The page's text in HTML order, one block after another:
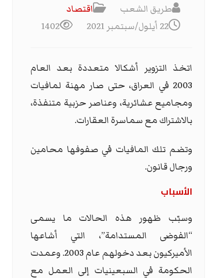
طريق الشعب
اقتصاد
22 أيلول/سبتمبر 2021
1402
اتخذ التزوير أشكالا متعددة بعد العام
2003 في العراق، حتى صار مهنة لمافيات
ومجاميع عشائرية، وعناصر حزبية متنفذة،
بالاشتراك مع سماسرة العقارات.
وتضم تلك المافيات في صفوفها محامين
ورجال قانون.
الأسباب
وسبّب ظهور هذه الحالات ما يسمى
“الفوضى المستدامة”، التي أشاعها
الأميركيون بعد دخولهم عام 2003. وعمدت
الحكومة في السبعينيات إلى العمل مع